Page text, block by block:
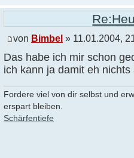
von Bimbel » 11.01.2004,
Das habe ich mir schon
ich kann ja damit eh
Fordere viel von dir selbst und
erspart bleiben.
Schärfentiefe